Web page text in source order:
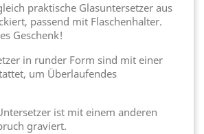
praktische Glasuntersetzer aus
passend mit Flaschenhalter.
Geschenk!
in runder Form sind mit einer
um Überlaufendes
ist mit einem anderen
graviert.